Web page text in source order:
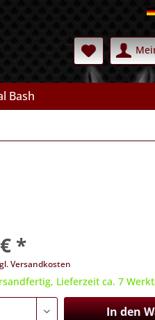
Bash
*
Versandkosten
Lieferzeit ca. 7
In den